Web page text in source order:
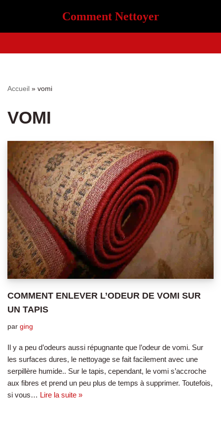
Comment Nettoyer
Accueil » vomi
VOMI
COMMENT ENLEVER L’ODEUR DE VOMI SUR
UN TAPIS
par ging
Il y a peu d’odeurs aussi répugnante que l’odeur de vomi. Sur
les surfaces dures, le nettoyage se fait facilement avec une
serpillère humide.. Sur le tapis, cependant, le vomi s’accroche
aux fibres et prend un peu plus de temps à supprimer. Toutefois,
si vous… Lire la suite »